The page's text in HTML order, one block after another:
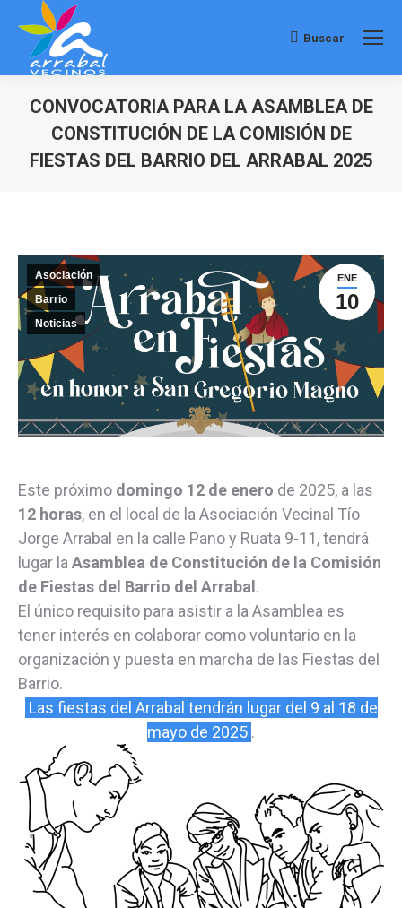
Buscar:
Buscar
CONVOCATORIA PARA LA ASAMBLEA DE
CONSTITUCIÓN DE LA COMISIÓN DE
FIESTAS DEL BARRIO DEL ARRABAL 2025
ENE
10
Asociación
Barrio
Noticias
Este próximo domingo 12 de enero de 2025, a las
12 horas, en el local de la Asociación Vecinal Tío
Jorge Arrabal en la calle Pano y Ruata 9-11, tendrá
lugar la Asamblea de Constitución de la Comisión
de Fiestas del Barrio del Arrabal.
El único requisito para asistir a la Asamblea es
tener interés en colaborar como voluntario en la
organización y puesta en marcha de las Fiestas del
Barrio.
Las fiestas del Arrabal tendrán lugar del 9 al 18 de
mayo de 2025 .